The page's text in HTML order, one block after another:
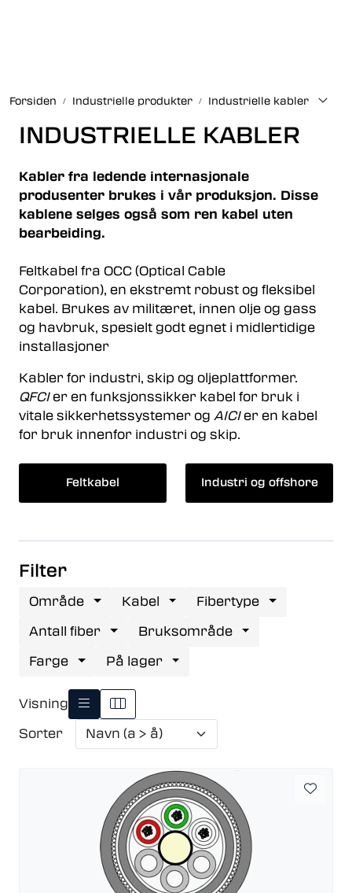
Forsiden Industrielle produkter Industrielle kabler
INDUSTRIELLE KABLER
Kabler fra ledende internasjonale
produsenter brukes i vår produksjon. Disse
kablene selges også som ren kabel uten
bearbeiding.
Feltkabel fra OCC (Optical Cable
Corporation), en ekstremt robust og fleksibel
kabel. Brukes av militæret, innen olje og gass
og havbruk, spesielt godt egnet i midlertidige
installasjoner
Kabler for industri, skip og oljeplattformer.
QFCIer en funksjonssikker kabel for bruk i
vitale sikkerhetssystemer og AICIer en kabel
for bruk innenfor industri og skip.
Feltkabel Industri og offshore
Filter
Område Kabel
Fibertype
Antall fiber
Bruksområde
Farge
På lager
Visning
Sorter
Strukturert kabling
Outlet
Kunnskapssenter
Nyheter
Om oss